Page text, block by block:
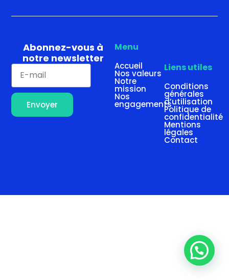
Abonnez-vous à
notre newsletter
Envoyer
Menu
Accueil
Nos valeurs
Notre
mission
Nos
engagements
Liens utiles
Conditions
générales
d’utilisation
Politique de
confidentialité
Mentions
légales
Contact